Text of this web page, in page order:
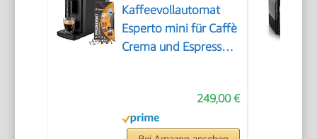
Kaffeevollautomat
Esperto mini für Caffè
Crema und Espresso,
geeignet für jede
Küche, Camping,
249,00 €